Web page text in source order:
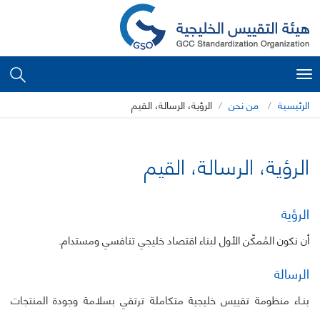
Toggle
navigation
الرئيسية من نحن الرؤية، الرسالة، القيم
الرؤية، الرسالة، القيم
الرؤية
أن نكون المُمكّن الأول لبناء اقتصاد خليجي تنافسي ومستدام.
الرسالة
بنـاء منظومة تقييس خليجية متكاملة ترتقي بسلامة وجودة المنتجات